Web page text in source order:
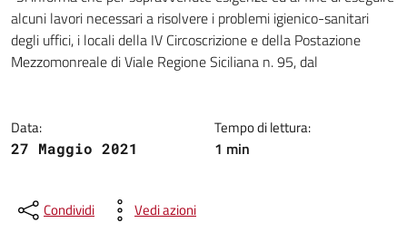
alcuni lavori necessari a risolvere i problemi igienico-sanitari
degli uffici, i locali della IV Circoscrizione e della Postazione
Mezzomonreale di Viale Regione Siciliana n. 95, dal
Data:
27 Maggio 2021
Tempo di lettura:
1 min
Condividi Vedi azioni